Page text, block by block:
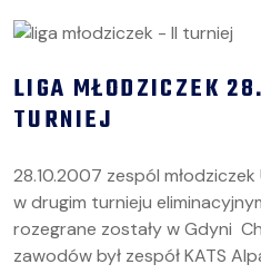
LIGA MŁODZICZEK
TURNIEJ
28.10.2007 zespól młodziczek
w drugim turnieju
rozegrane zostały w Gdyni
zawodów był zespół KATS